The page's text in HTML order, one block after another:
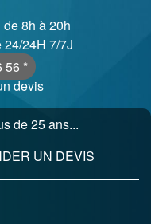
8h à 20h
24/24H 7/7J
56 *
devis
de 25 ans...
UN DEVIS